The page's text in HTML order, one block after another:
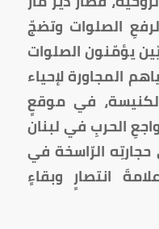
لرفعِ الصلوات وتضجّ
يؤمّنون الصلوات
المجاورة لإحياء
في موقعٍ
الحربِ في لبنان
الرّاسخة في
انتصارٍ وبقاءٍ